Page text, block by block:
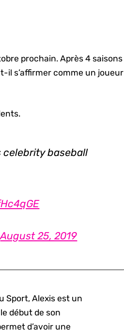
prochain. Après 4 saisons
il s’affirmer comme un joueur
celebrity baseball
August 25, 2019
Sport, Alexis est un
début de son
d’avoir une